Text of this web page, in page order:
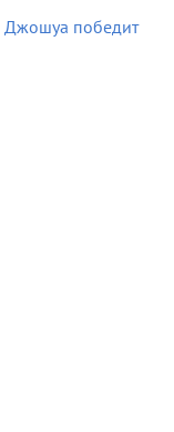
Джошуа победит